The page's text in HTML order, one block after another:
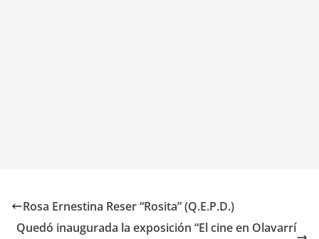
Rosa Ernestina Reser “Rosita” (Q.E.P.D.)
Quedó inaugurada la exposición “El cine en Olavarrí